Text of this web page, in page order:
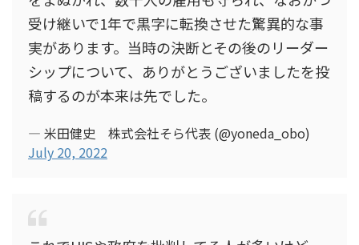
受け継いで1年で黒字に転換させた驚異的な事
実があります。当時の決断とその後のリーダー
シップについて、ありがとうございましたを投
稿するのが本来は先でした。
— 米田健史 株式会社そら代表 (@yoneda_obo)
July 20, 2022